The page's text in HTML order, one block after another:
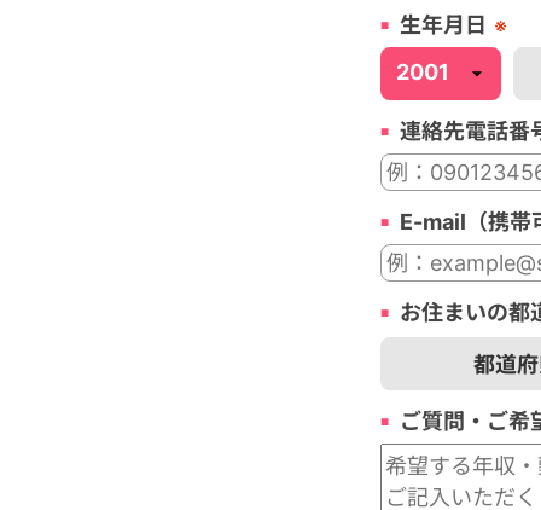
生年月日 ※
連絡先電話番
E-mail（携帯
お住まいの都
ご質問・ご希